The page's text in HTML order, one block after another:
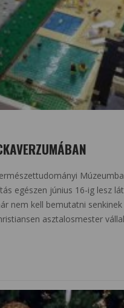
egészen június 16-ig lesz
nem kell bemutatni
asztalosmester